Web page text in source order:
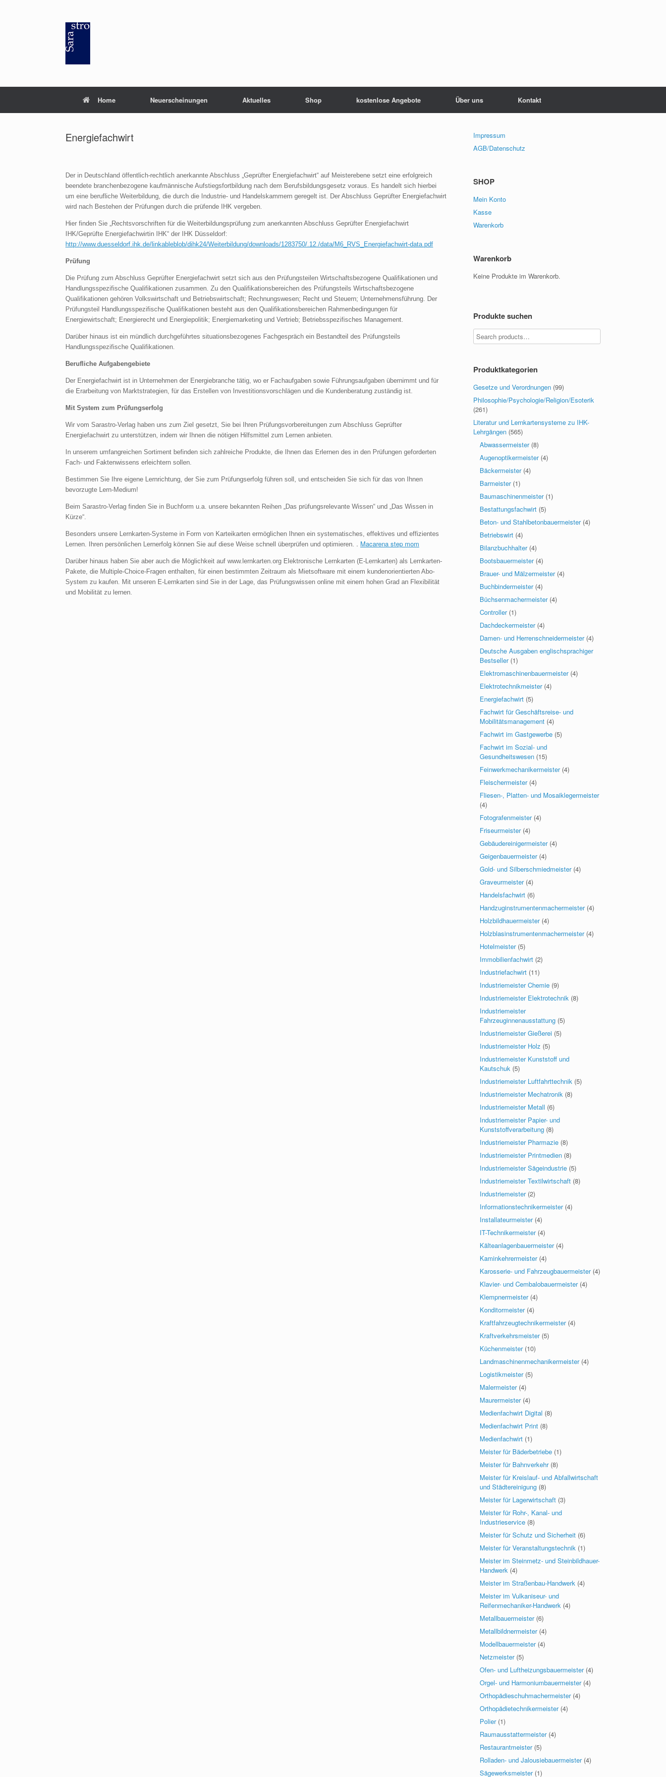
Home Neuerscheinungen Aktuelles Shop kostenlose Angebote Über uns Kontakt
Energiefachwirt
Der in Deutschland öffentlich-rechtlich anerkannte Abschluss „Geprüfter Energiefachwirt“ auf Meisterebene setzt eine erfolgreich
beendete branchenbezogene kaufmännische Aufstiegsfortbildung nach dem Berufsbildungsgesetz voraus. Es handelt sich hierbei
um eine berufliche Weiterbildung, die durch die Industrie- und Handelskammern geregelt ist. Der Abschluss Geprüfter Energiefachwirt
wird nach Bestehen der Prüfungen durch die prüfende IHK vergeben.
Hier finden Sie „Rechtsvorschriften für die Weiterbildungsprüfung zum anerkannten Abschluss Geprüfter Energiefachwirt
IHK/Geprüfte Energiefachwirtin IHK“ der IHK Düsseldorf:
http://www.duesseldorf.ihk.de/linkableblob/dihk24/Weiterbildung/downloads/1283750/.12./data/M6_RVS_Energiefachwirt-data.pdf
Prüfung
Die Prüfung zum Abschluss Geprüfter Energiefachwirt setzt sich aus den Prüfungsteilen Wirtschaftsbezogene Qualifikationen und
Handlungsspezifische Qualifikationen zusammen. Zu den Qualifikationsbereichen des Prüfungsteils Wirtschaftsbezogene
Qualifikationen gehören Volkswirtschaft und Betriebswirtschaft; Rechnungswesen; Recht und Steuern; Unternehmensführung. Der
Prüfungsteil Handlungsspezifische Qualifikationen besteht aus den Qualifikationsbereichen Rahmenbedingungen für
Energiewirtschaft; Energierecht und Energiepolitik; Energiemarketing und Vertrieb; Betriebsspezifisches Management.
Darüber hinaus ist ein mündlich durchgeführtes situationsbezogenes Fachgespräch ein Bestandteil des Prüfungsteils
Handlungsspezifische Qualifikationen.
Berufliche Aufgabengebiete
Der Energiefachwirt ist in Unternehmen der Energiebranche tätig, wo er Fachaufgaben sowie Führungsaufgaben übernimmt und für
die Erarbeitung von Marktstrategien, für das Erstellen von Investitionsvorschlägen und die Kundenberatung zuständig ist.
Mit System zum Prüfungserfolg
Wir vom Sarastro-Verlag haben uns zum Ziel gesetzt, Sie bei Ihren Prüfungsvorbereitungen zum Abschluss Geprüfter
Energiefachwirt zu unterstützen, indem wir Ihnen die nötigen Hilfsmittel zum Lernen anbieten.
In unserem umfangreichen Sortiment befinden sich zahlreiche Produkte, die Ihnen das Erlernen des in den Prüfungen geforderten
Fach- und Faktenwissens erleichtern sollen.
Bestimmen Sie Ihre eigene Lernrichtung, der Sie zum Prüfungserfolg führen soll, und entscheiden Sie sich für das von Ihnen
bevorzugte Lern-Medium!
Beim Sarastro-Verlag finden Sie in Buchform u.a. unsere bekannten Reihen „Das prüfungsrelevante Wissen“ und „Das Wissen in
Kürze“.
Besonders unsere Lernkarten-Systeme in Form von Karteikarten ermöglichen Ihnen ein systematisches, effektives und effizientes
Lernen. Ihren persönlichen Lernerfolg können Sie auf diese Weise schnell überprüfen und optimieren. . Macarena step mom
Darüber hinaus haben Sie aber auch die Möglichkeit auf www.lernkarten.org Elektronische Lernkarten (E-Lernkarten) als Lernkarten-
Pakete, die Multiple-Choice-Fragen enthalten, für einen bestimmten Zeitraum als Mietsoftware mit einem kundenorientierten Abo-
System zu kaufen. Mit unseren E-Lernkarten sind Sie in der Lage, das Prüfungswissen online mit einem hohen Grad an Flexibilität
und Mobilität zu lernen.
Impressum
AGB/Datenschutz
SHOP
Mein Konto
Kasse
Warenkorb
Warenkorb
Keine Produkte im Warenkorb.
Produkte suchen
Produktkategorien
Gesetze und Verordnungen (99)
Philosophie/Psychologie/Religion/Esoterik
(261)
Literatur und Lernkartensysteme zu IHK-
Lehrgängen (565)
Abwassermeister (8)
Augenoptikermeister (4)
Bäckermeister (4)
Barmeister (1)
Baumaschinenmeister (1)
Bestattungsfachwirt (5)
Beton- und Stahlbetonbauermeister (4)
Betriebswirt (4)
Bilanzbuchhalter (4)
Bootsbauermeister (4)
Brauer- und Mälzermeister (4)
Buchbindermeister (4)
Büchsenmachermeister (4)
Controller (1)
Dachdeckermeister (4)
Damen- und Herrenschneidermeister (4)
Deutsche Ausgaben englischsprachiger
Bestseller (1)
Elektromaschinenbauermeister (4)
Elektrotechnikmeister (4)
Energiefachwirt (5)
Fachwirt für Geschäftsreise- und
Mobilitätsmanagement (4)
Fachwirt im Gastgewerbe (5)
Fachwirt im Sozial- und
Gesundheitswesen (15)
Feinwerkmechanikermeister (4)
Fleischermeister (4)
Fliesen-, Platten- und Mosaiklegermeister
(4)
Fotografenmeister (4)
Friseurmeister (4)
Gebäudereinigermeister (4)
Geigenbauermeister (4)
Gold- und Silberschmiedmeister (4)
Graveurmeister (4)
Handelsfachwirt (6)
Handzuginstrumentenmachermeister (4)
Holzbildhauermeister (4)
Holzblasinstrumentenmachermeister (4)
Hotelmeister (5)
Immobilienfachwirt (2)
Industriefachwirt (11)
Industriemeister Chemie (9)
Industriemeister Elektrotechnik (8)
Industriemeister
Fahrzeuginnenausstattung (5)
Industriemeister Gießerei (5)
Industriemeister Holz (5)
Industriemeister Kunststoff und
Kautschuk (5)
Industriemeister Luftfahrttechnik (5)
Industriemeister Mechatronik (8)
Industriemeister Metall (6)
Industriemeister Papier- und
Kunststoffverarbeitung (8)
Industriemeister Pharmazie (8)
Industriemeister Printmedien (8)
Industriemeister Sägeindustrie (5)
Industriemeister Textilwirtschaft (8)
Industriemeister (2)
Informationstechnikermeister (4)
Installateurmeister (4)
IT-Technikermeister (4)
Kälteanlagenbauermeister (4)
Kaminkehrermeister (4)
Karosserie- und Fahrzeugbauermeister (4)
Klavier- und Cembalobauermeister (4)
Klempnermeister (4)
Konditormeister (4)
Kraftfahrzeugtechnikermeister (4)
Kraftverkehrsmeister (5)
Küchenmeister (10)
Landmaschinenmechanikermeister (4)
Logistikmeister (5)
Malermeister (4)
Maurermeister (4)
Medienfachwirt Digital (8)
Medienfachwirt Print (8)
Medienfachwirt (1)
Meister für Bäderbetriebe (1)
Meister für Bahnverkehr (8)
Meister für Kreislauf- und Abfallwirtschaft
und Städtereinigung (8)
Meister für Lagerwirtschaft (3)
Meister für Rohr-, Kanal- und
Industrieservice (8)
Meister für Schutz und Sicherheit (6)
Meister für Veranstaltungstechnik (1)
Meister im Steinmetz- und Steinbildhauer-
Handwerk (4)
Meister im Straßenbau-Handwerk (4)
Meister im Vulkaniseur- und
Reifenmechaniker-Handwerk (4)
Metallbauermeister (6)
Metallbildnermeister (4)
Modellbauermeister (4)
Netzmeister (5)
Ofen- und Luftheizungsbauermeister (4)
Orgel- und Harmoniumbauermeister (4)
Orthopädieschuhmachermeister (4)
Orthopädietechnikermeister (4)
Polier (1)
Raumausstattermeister (4)
Restaurantmeister (5)
Rolladen- und Jalousiebauermeister (4)
Sägewerksmeister (1)